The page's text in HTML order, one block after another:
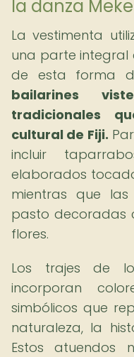
la danza
La vestimenta
una parte integral
de esta forma
bailarines
tradicionales
cultural de Fiji.
incluir
elaborados
mientras que
pasto decoradas
flores.
Los trajes de
incorporan
simbólicos que
naturaleza, la
Estos atuendos